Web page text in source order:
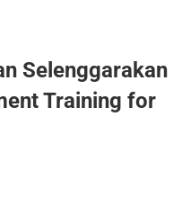
Selenggarakan
Training for